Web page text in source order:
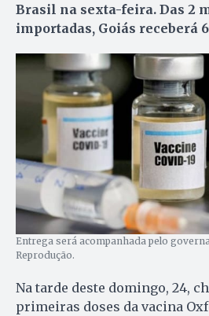
Brasil na sexta-feira. Das 2
importadas, Goiás receberá
Entrega será acompanhada pelo
Reprodução.
Na tarde deste domingo, 24,
primeiras doses da vacina